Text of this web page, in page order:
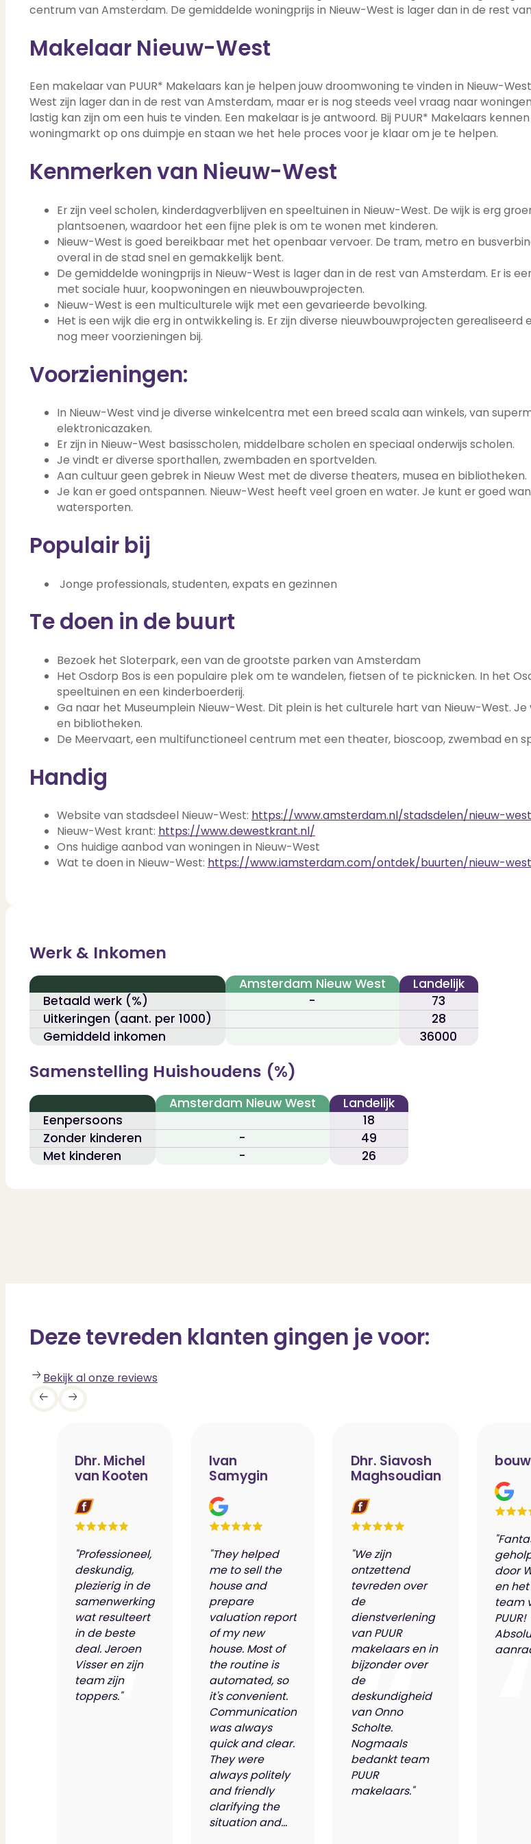
ContactBekijk Vestigingen
centrum van Amsterdam. De gemiddelde woningprijs in Nieuw-West is lager dan in de rest
Makelaar Nieuw-West
Een makelaar van PUUR* Makelaars kan je helpen jouw droomwoning te vinden in Nieuw-
West zijn lager dan in de rest van Amsterdam, maar er is nog steeds veel vraag naar
lastig kan zijn om een huis te vinden. Een makelaar is je antwoord. Bij PUUR* Makelaars
woningmarkt op ons duimpje en staan we het hele proces voor je klaar om je te helpen.
Kenmerken van Nieuw-West
Er zijn veel scholen, kinderdagverblijven en speeltuinen in Nieuw-West. De wijk is erg
plantsoenen, waardoor het een fijne plek is om te wonen met kinderen.
Nieuw-West is goed bereikbaar met het openbaar vervoer. De tram, metro en
overal in de stad snel en gemakkelijk bent.
De gemiddelde woningprijs in Nieuw-West is lager dan in de rest van Amsterdam. Er is
met sociale huur, koopwoningen en nieuwbouwprojecten.
Nieuw-West is een multiculturele wijk met een gevarieerde bevolking.
Het is een wijk die erg in ontwikkeling is. Er zijn diverse nieuwbouwprojecten
nog meer voorzieningen bij.
Voorzieningen:
In Nieuw-West vind je diverse winkelcentra met een breed scala aan winkels, van
elektronicazaken.
Er zijn in Nieuw-West basisscholen, middelbare scholen en speciaal onderwijs scholen.
Je vindt er diverse sporthallen, zwembaden en sportvelden.
Aan cultuur geen gebrek in Nieuw West met de diverse theaters, musea en bibliotheken.
Je kan er goed ontspannen. Nieuw-West heeft veel groen en water. Je kunt er goed
watersporten.
Populair bij
Jonge professionals, studenten, expats en gezinnen
Te doen in de buurt
Bezoek het Sloterpark, een van de grootste parken van Amsterdam
Het Osdorp Bos is een populaire plek om te wandelen, fietsen of te picknicken. In het
speeltuinen en een kinderboerderij.
Ga naar het Museumplein Nieuw-West. Dit plein is het culturele hart van Nieuw-West.
en bibliotheken.
De Meervaart, een multifunctioneel centrum met een theater, bioscoop, zwembad en
Handig
Website van stadsdeel Nieuw-West: https://www.amsterdam.nl/stadsdelen/nieuw-
Nieuw-West krant: https://www.dewestkrant.nl/
Ons huidige aanbod van woningen in Nieuw-West
Wat te doen in Nieuw-West: https://www.iamsterdam.com/ontdek/buurten/nieuw-west
Werk & Inkomen
Amsterdam Nieuw West
Landelijk
Betaald werk (%)
-
73
Uitkeringen (aant. per 1000)
28
Gemiddeld inkomen
36000
Samenstelling Huishoudens (%)
Amsterdam Nieuw West
Landelijk
Eenpersoons
18
Zonder kinderen
-
49
Met kinderen
- 26
Deze tevreden klanten gingen je voor:
Bekijk al onze reviews
Dhr. Michel
van Kooten
"Professioneel,
deskundig,
plezierig in de
samenwerking
wat resulteert
in de beste
deal. Jeroen
Visser en zijn
team zijn
toppers."
Ivan
Samygin
"They helped
me to sell the
house and
prepare
valuation report
of my new
house. Most of
the routine is
automated, so
it's convenient.
Communication
was always
quick and clear.
They were
always politely
and friendly
clarifying the
situation and...
Dhr. Siavosh
Maghsoudian
"We zijn
ontzettend
tevreden over
de
dienstverlening
van PUUR
makelaars en in
bijzonder over
de
deskundigheid
van Onno
Scholte.
Nogmaals
bedankt team
PUUR
makelaars."
door
en het
team
PUUR!